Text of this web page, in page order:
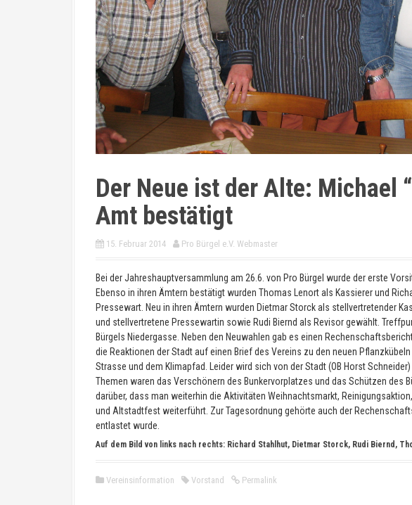
Der Neue ist der Alte: Michael
Amt bestätigt
15. Februar 2014 Pro Bürgel e.V. Webmaster
Bei der Jahreshauptversammlung am 26.6. von Pro Bürgel wurde der erste
Ebenso in ihren Ämtern bestätigt wurden Thomas Lenort als Kassierer und
Pressewart. Neu in ihren Ämtern wurden Dietmar Storck als stellvertretender
und stellvertretene Pressewartin sowie Rudi Biernd als Revisor gewählt.
Bürgels Niedergasse. Neben den Neuwahlen gab es einen
die Reaktionen der Stadt auf einen Brief des Vereins zu den neuen
Strasse und dem Klimapfad. Leider wird sich von der Stadt (OB Horst
Themen waren das Verschönern des Bunkervorplatzes und das Schützen des
darüber, dass man weiterhin die Aktivitäten Weihnachtsmarkt,
und Altstadtfest weiterführt. Zur Tagesordnung gehörte auch der
entlastet wurde.
Auf dem Bild von links nach rechts: Richard Stahlhut, Dietmar Storck, Rudi Biernd,
Vereinsinformation Vorstand Permalink